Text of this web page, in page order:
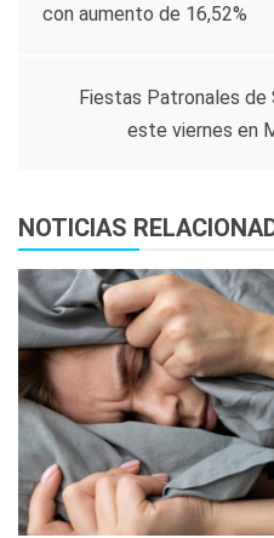
entradas
con aumento de 16,52%
Fiestas Patronales de
este viernes en
NOTICIAS